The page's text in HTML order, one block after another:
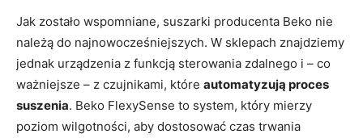
Jak zostało wspomniane, suszarki producenta Beko nie
należą do najnowocześniejszych. W sklepach znajdziemy
jednak urządzenia z funkcją sterowania zdalnego i – co
ważniejsze – z czujnikami, które automatyzują proces
suszenia. Beko FlexySense to system, który mierzy
poziom wilgotności, aby dostosować czas trwania